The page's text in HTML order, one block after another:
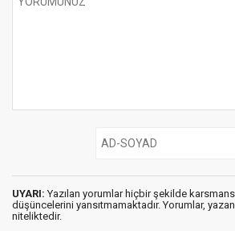
UYARI: Yazılan yorumlar hiçbir şekilde
düşüncelerini yansıtmamaktadır. Yorumlar,
niteliktedir.